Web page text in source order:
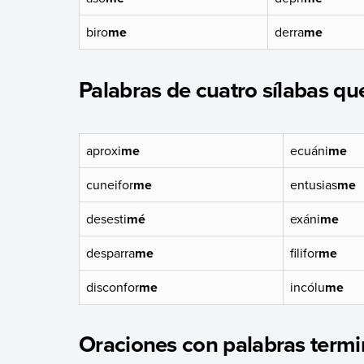
birome derrame
Palabras de cuatro sílabas
aproxime ecuánime
cuneiforme entusiasme
desestimé exánime
desparrame filiforme
disconforme incólume
Oraciones con palabras